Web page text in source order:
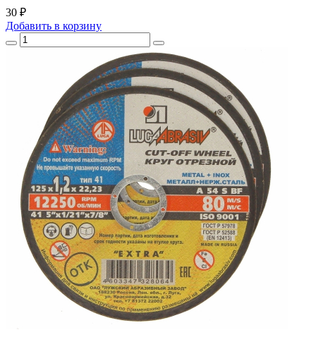
30 ₽
Добавить в корзину